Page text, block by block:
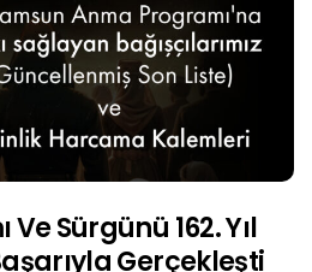
Ve Sürgünü 162. Yıl
Gerçekleşti